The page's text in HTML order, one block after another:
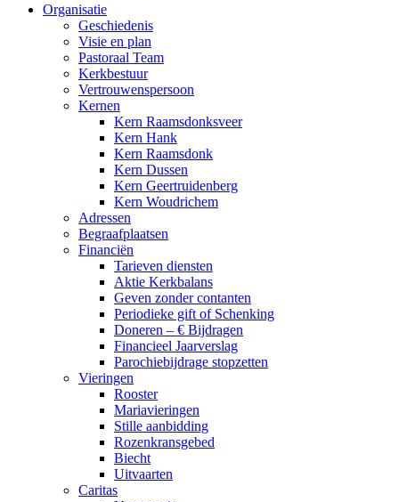
Organisatie
Geschiedenis
Visie en plan
Pastoraal Team
Kerkbestuur
Vertrouwenspersoon
Kernen
Kern Raamsdonksveer
Kern Hank
Kern Raamsdonk
Kern Dussen
Kern Geertruidenberg
Kern Woudrichem
Adressen
Begraafplaatsen
Financiën
Tarieven diensten
Aktie Kerkbalans
Geven zonder contanten
Periodieke gift of Schenking
Doneren – € Bijdragen
Financieel Jaarverslag
Parochiebijdrage stopzetten
Vieringen
Rooster
Mariavieringen
Stille aanbidding
Rozenkransgebed
Biecht
Uitvaarten
Caritas